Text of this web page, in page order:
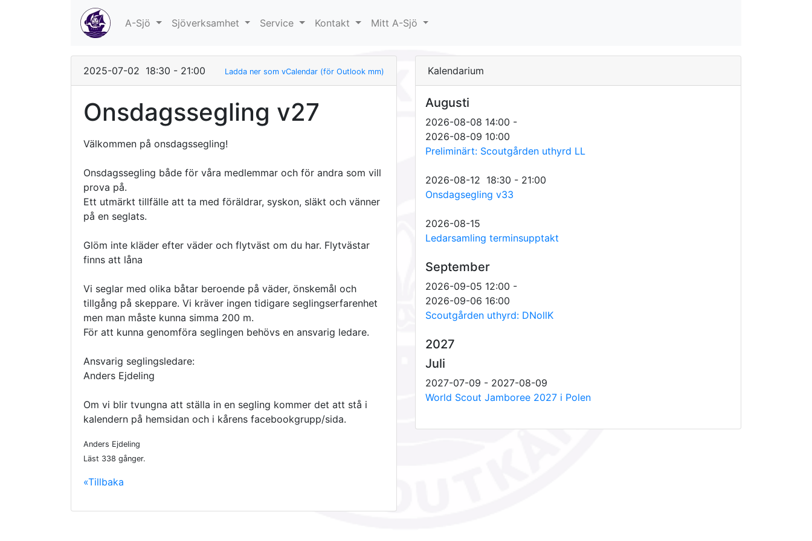
A-Sjö Sjöverksamhet Service Kontakt Mitt A-Sjö
Ladda ner som vCalendar (för Outlook mm)
2025-07-02 18:30 - 21:00
Onsdagssegling v27
Välkommen på onsdagssegling!
Onsdagssegling både för våra medlemmar och för andra som vill
prova på.
Ett utmärkt tillfälle att ta med föräldrar, syskon, släkt och vänner
på en seglats.
Glöm inte kläder efter väder och flytväst om du har. Flytvästar
finns att låna
Vi seglar med olika båtar beroende på väder, önskemål och
tillgång på skeppare. Vi kräver ingen tidigare seglingserfarenhet
men man måste kunna simma 200 m.
För att kunna genomföra seglingen behövs en ansvarig ledare.
Ansvarig seglingsledare:
Anders Ejdeling
Om vi blir tvungna att ställa in en segling kommer det att stå i
kalendern på hemsidan och i kårens facebookgrupp/sida.
Anders Ejdeling
Läst 338 gånger.
«Tillbaka
Kalendarium
Augusti
2026-08-08 14:00 -
2026-08-09 10:00
Preliminärt: Scoutgården uthyrd LL
2026-08-12 18:30 - 21:00
Onsdagsegling v33
2026-08-15
Ledarsamling terminsupptakt
September
2026-09-05 12:00 -
2026-09-06 16:00
Scoutgården uthyrd: DNollK
2027
Juli
2027-07-09 - 2027-08-09
World Scout Jamboree 2027 i Polen